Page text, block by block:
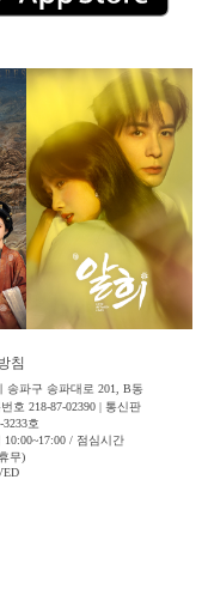
침
송파구 송파대로 201, B동
호 218-87-02390 | 통신판
호
10:00~17:00 / 점심시간
무)